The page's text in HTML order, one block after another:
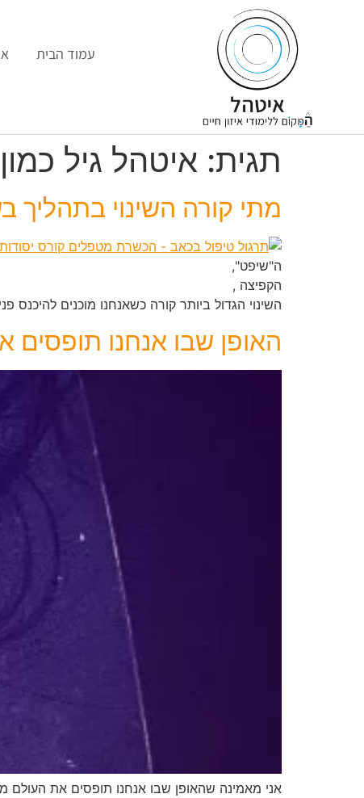
עמוד הבית
תגית: איטהל גיל כמון
מתי קורה השינוי בתהליך
ה"שיפט",
הקפיצה ,
השינוי הגדול ביותר קורה כשאנחנו מוכנים להיכנס
האופן שבו אנחנו
אני מאמינה שהאופן שבו אנחנו תופסים את